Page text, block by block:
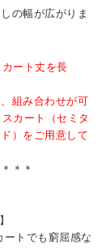
の幅が広がりま
ート丈を長
組み合わせが可
カート（セミタ
）をご用意して
＊＊
トでも窮屈感な